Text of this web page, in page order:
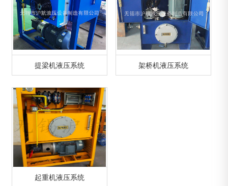
提梁机液压系统 架桥机液压系统
起重机液压系统